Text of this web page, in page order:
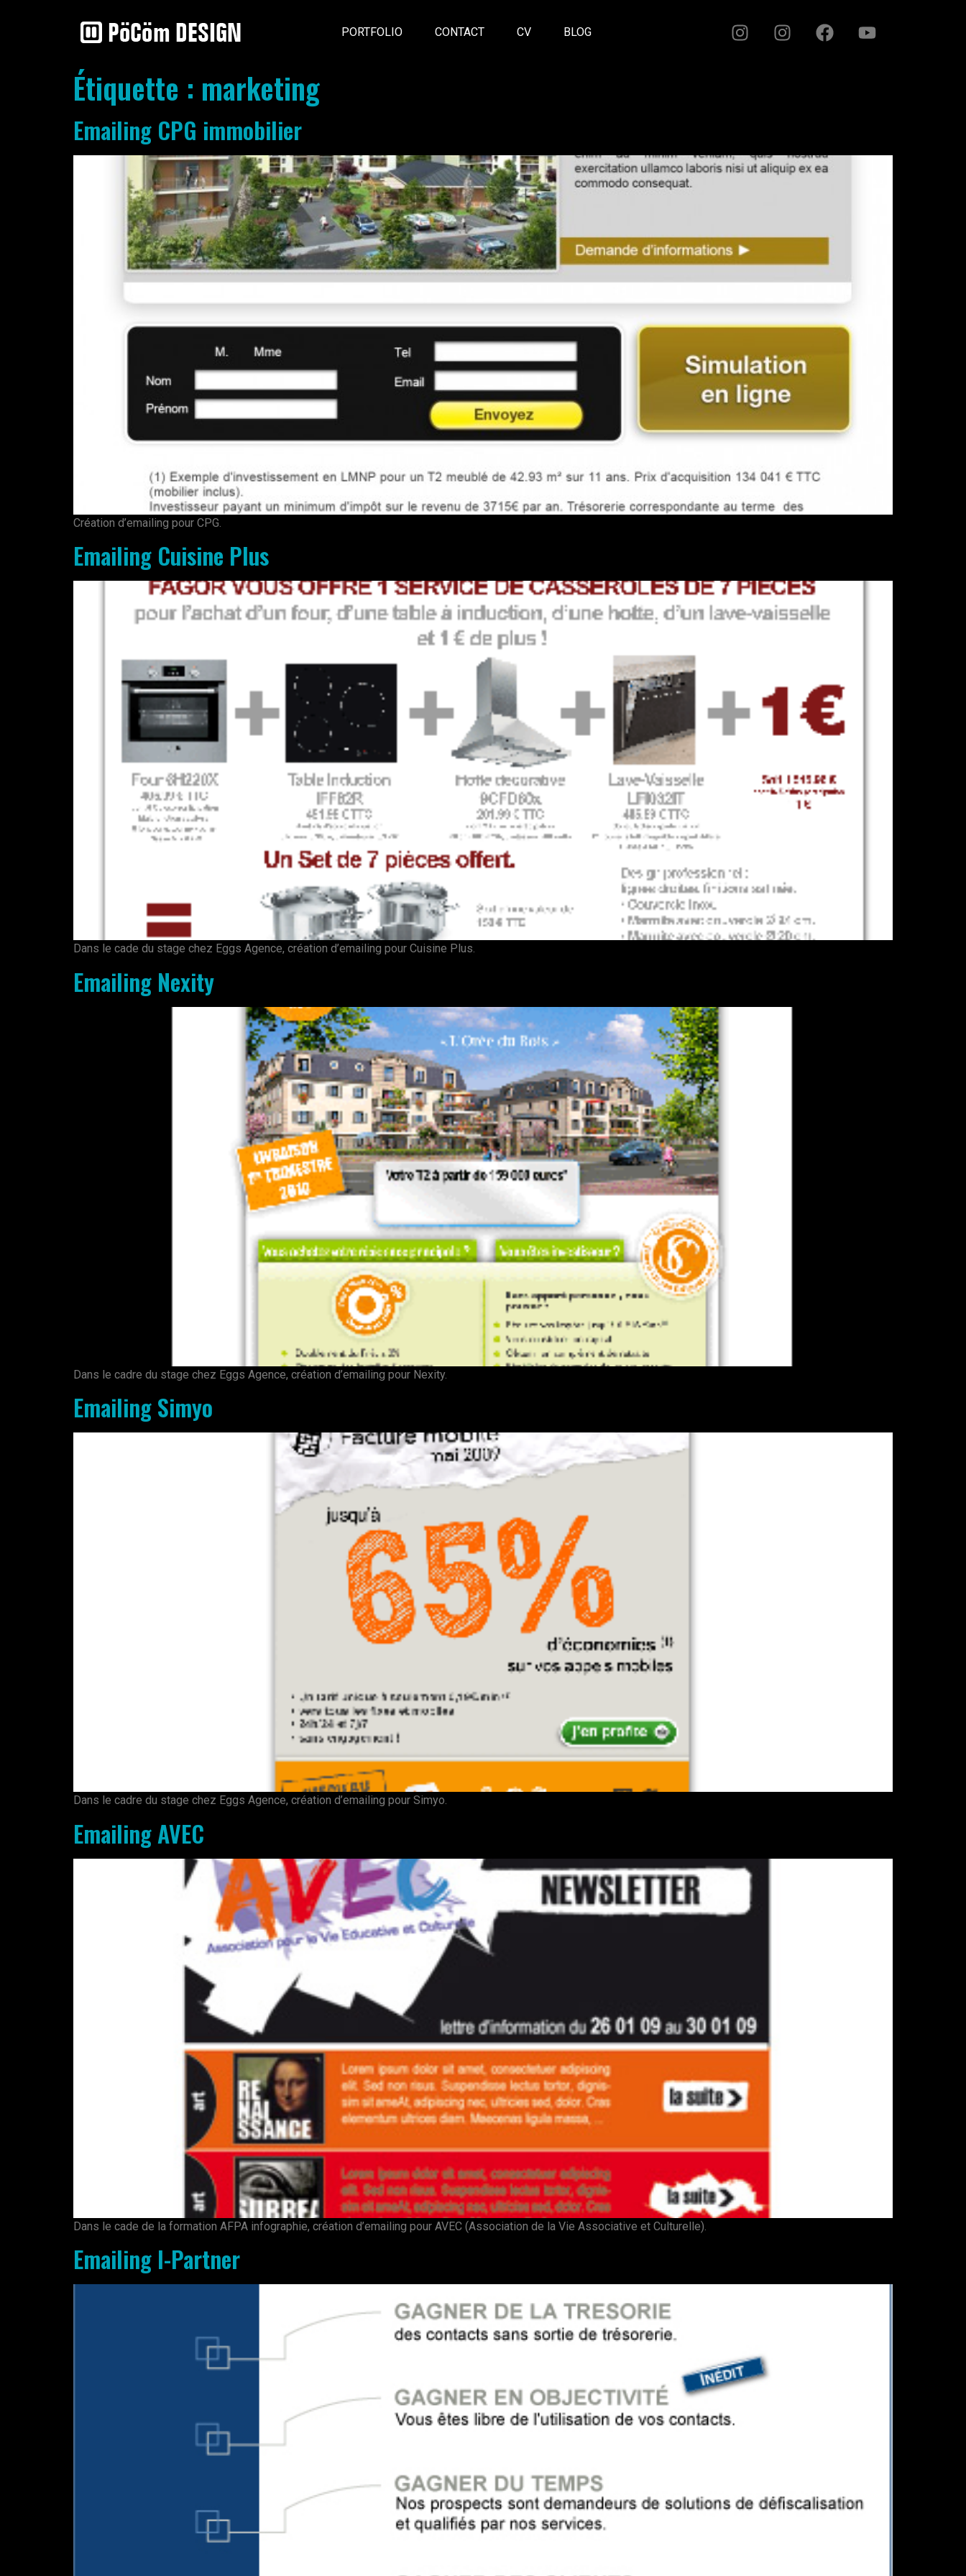
PORTFOLIO CONTACT CV BLOG
Étiquette : marketing
Emailing CPG immobilier
Création d’emailing pour CPG.
Emailing Cuisine Plus
Dans le cade du stage chez Eggs Agence, création d’emailing pour Cuisine Plus.
Emailing Nexity
Dans le cadre du stage chez Eggs Agence, création d’emailing pour Nexity.
Emailing Simyo
Dans le cadre du stage chez Eggs Agence, création d’emailing pour Simyo.
Emailing AVEC
Dans le cade de la formation AFPA infographie, création d’emailing pour AVEC (Association de la Vie Associative et Culturelle).
Emailing I-Partner